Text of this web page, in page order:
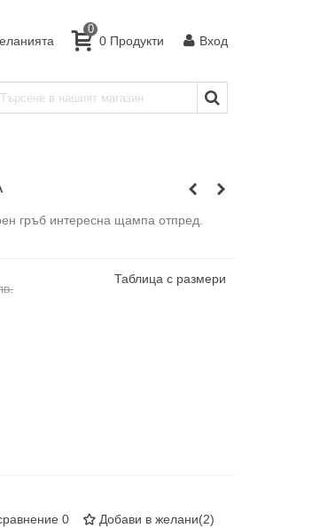
0
0 Продукти Вход
гръб интересна щампа отпред.
Таблица с размери
0 Добави в желани(2)